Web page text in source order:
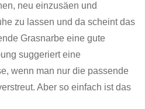
neu einzusäen und
zu lassen und da scheint das
Grasnarbe eine gute
suggeriert eine
wenn man nur die passende
Aber so einfach ist das